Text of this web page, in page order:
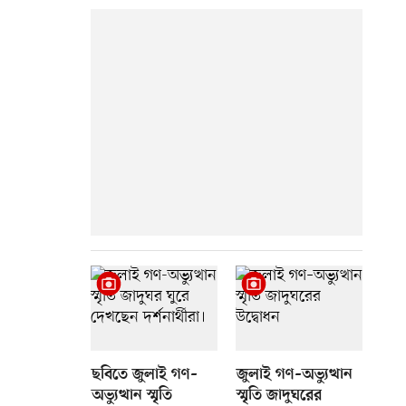
ছবিতে জুলাই গণ–
অভ্যুত্থান স্মৃতি
জুলাই গণ–অভ্যুত্থান
স্মৃতি জাদুঘরের